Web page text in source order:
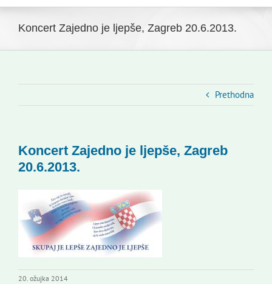
Novosti
Kontakti
Novi odmev – naše glasilo
Izdavaštvo
Koncert Zajedno je ljepše, Zagreb 20.6.2013.
Prethodna
Koncert Zajedno je ljepše, Zagreb
20.6.2013.
20. ožujka 2014